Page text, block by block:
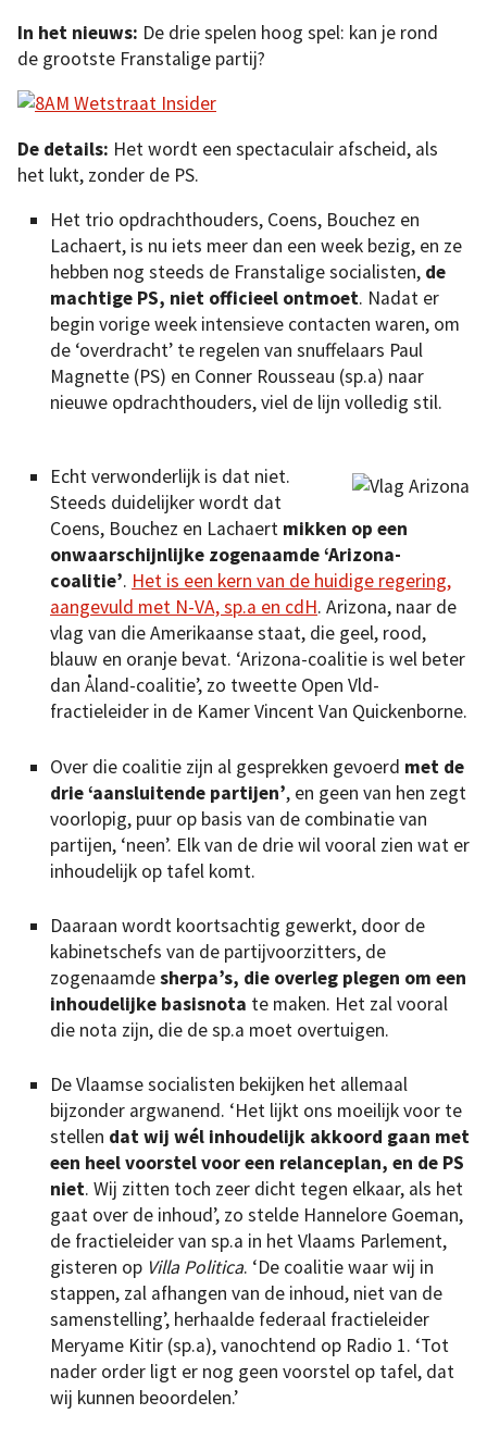
In het nieuws: De drie spelen hoog spel: kan je rond
de grootste Franstalige partij?
De details: Het wordt een spectaculair afscheid, als
het lukt, zonder de PS.
Het trio opdrachthouders, Coens, Bouchez en
Lachaert, is nu iets meer dan een week bezig, en ze
hebben nog steeds de Franstalige socialisten, de
machtige PS, niet officieel ontmoet. Nadat er
begin vorige week intensieve contacten waren, om
de ‘overdracht’ te regelen van snuffelaars Paul
Magnette (PS) en Conner Rousseau (sp.a) naar
nieuwe opdrachthouders, viel de lijn volledig stil.
Echt verwonderlijk is dat niet.
Steeds duidelijker wordt dat
Coens, Bouchez en Lachaert mikken op een
onwaarschijnlijke zogenaamde ‘Arizona-
coalitie’. Het is een kern van de huidige regering,
aangevuld met N-VA, sp.a en cdH. Arizona, naar de
vlag van die Amerikaanse staat, die geel, rood,
blauw en oranje bevat. ‘Arizona-coalitie is wel beter
dan Åland-coalitie’, zo tweette Open Vld-
fractieleider in de Kamer Vincent Van Quickenborne.
Over die coalitie zijn al gesprekken gevoerd met de
drie ‘aansluitende partijen’, en geen van hen zegt
voorlopig, puur op basis van de combinatie van
partijen, ‘neen’. Elk van de drie wil vooral zien wat er
inhoudelijk op tafel komt.
Daaraan wordt koortsachtig gewerkt, door de
kabinetschefs van de partijvoorzitters, de
zogenaamdesherpa’s, die overleg plegen om een
inhoudelijke basisnota te maken. Het zal vooral
die nota zijn, die de sp.a moet overtuigen.
De Vlaamse socialisten bekijken het allemaal
bijzonder argwanend. ‘Het lijkt ons moeilijk voor te
stellen dat wij wél inhoudelijk akkoord gaan met
een heel voorstel voor een relanceplan, en de PS
niet. Wij zitten toch zeer dicht tegen elkaar, als het
gaat over de inhoud’, zo stelde Hannelore Goeman,
de fractieleider van sp.a in het Vlaams Parlement,
gisteren op Villa Politica. ‘De coalitie waar wij in
stappen, zal afhangen van de inhoud, niet van de
samenstelling’, herhaalde federaal fractieleider
Meryame Kitir (sp.a), vanochtend op Radio 1. ‘Tot
nader order ligt er nog geen voorstel op tafel, dat
wij kunnen beoordelen.’